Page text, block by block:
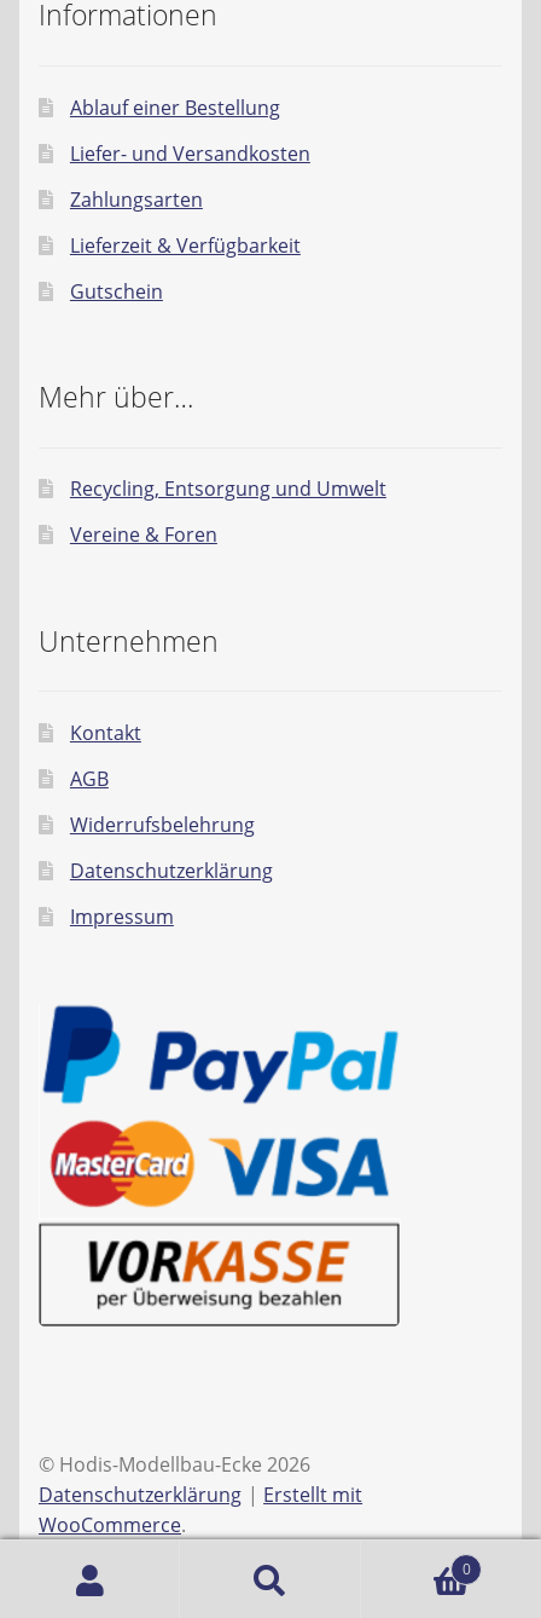
Informationen
Ablauf einer Bestellung
Liefer- und Versandkosten
Zahlungsarten
Lieferzeit & Verfügbarkeit
Gutschein
Mehr über…
Recycling, Entsorgung und Umwelt
Vereine & Foren
Unternehmen
Kontakt
AGB
Widerrufsbelehrung
Datenschutzerklärung
Impressum
© Hodis-Modellbau-Ecke 2026
Datenschutzerklärung
Erstellt mit
WooCommerce.
0